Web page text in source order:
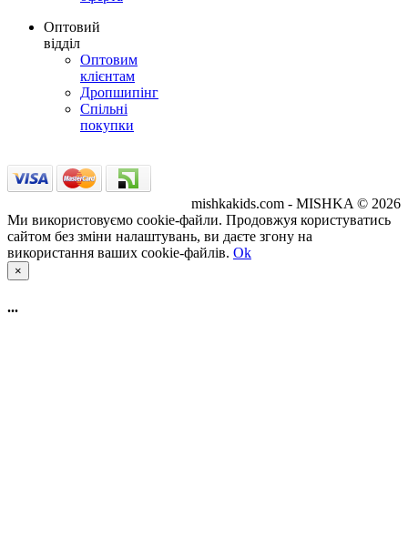
Оптовий
відділ
Оптовим
клієнтам
Дропшипінг
Спільні
покупки
mishkakids.com - MISHKA © 2026
Ми використовуємо cookie-файли. Продовжуя користуватись
сайтом без зміни налаштувань, ви даєте згону на
використання ваших cookie-файлів. Ok
×
...